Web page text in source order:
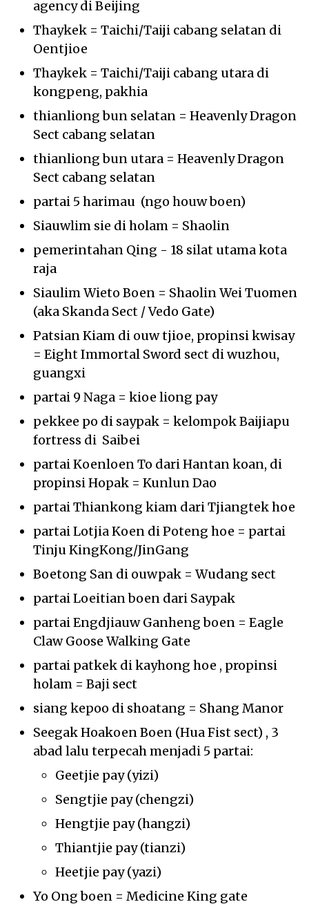
agency di Beijing
Thaykek = Taichi/Taiji cabang selatan di
Oentjioe
Thaykek = Taichi/Taiji cabang utara di
kongpeng, pakhia
thianliong bun selatan = Heavenly Dragon
Sect cabang selatan
thianliong bun utara = Heavenly Dragon
Sect cabang selatan
partai 5 harimau (ngo houw boen)
Siauwlim sie di holam = Shaolin
pemerintahan Qing - 18 silat utama kota
raja
Siaulim Wieto Boen = Shaolin Wei Tuomen
(aka Skanda Sect / Vedo Gate)
Patsian Kiam di ouw tjioe, propinsi kwisay
= Eight Immortal Sword sect di wuzhou,
guangxi
partai 9 Naga = kioe liong pay
pekkee po di saypak = kelompok Baijiapu
fortress di Saibei
partai Koenloen To dari Hantan koan, di
propinsi Hopak = Kunlun Dao
partai Thiankong kiam dari Tjiangtek hoe
partai Lotjia Koen di Poteng hoe = partai
Tinju KingKong/JinGang
Boetong San di ouwpak = Wudang sect
partai Loeitian boen dari Saypak
partai Engdjiauw Ganheng boen = Eagle
Claw Goose Walking Gate
partai patkek di kayhong hoe , propinsi
holam = Baji sect
siang kepoo di shoatang = Shang Manor
Seegak Hoakoen Boen (Hua Fist sect) , 3
abad lalu terpecah menjadi 5 partai:
Geetjie pay (yizi)
Sengtjie pay (chengzi)
Hengtjie pay (hangzi)
Thiantjie pay (tianzi)
Heetjie pay (yazi)
Yo Ong boen = Medicine King gate